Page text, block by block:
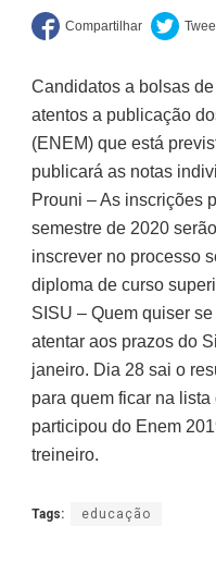
Candidatos a bolsas
atentos a publicação
(ENEM) que está
publicará as notas
Prouni – As inscrições
semestre de 2020
inscrever no processo
diploma de curso
SISU – Quem quiser
atentar aos prazos do
janeiro. Dia 28 sai o
para quem ficar na
participou do Enem
treineiro.
Tags: educação